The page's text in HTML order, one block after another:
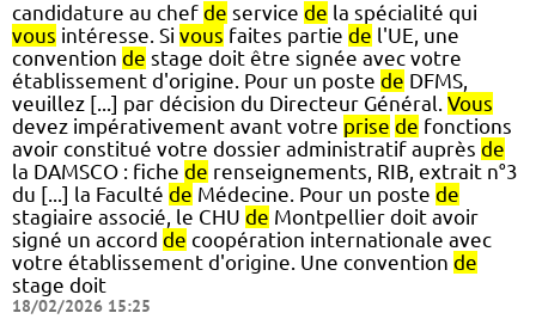
candidature au chef de service de la spécialité qui
vous intéresse. Si vous faites partie de l'UE, une
convention de stage doit être signée avec votre
établissement d'origine. Pour un poste de DFMS,
veuillez [...] par décision du Directeur Général. Vous
devez impérativement avant votre prise de fonctions
avoir constitué votre dossier administratif auprès de
la DAMSCO : fiche de renseignements, RIB, extrait n°3
du [...] la Faculté de Médecine. Pour un poste de
stagiaire associé, le CHU de Montpellier doit avoir
signé un accord de coopération internationale avec
votre établissement d'origine. Une convention de
stage doit
18/02/2026 15:25